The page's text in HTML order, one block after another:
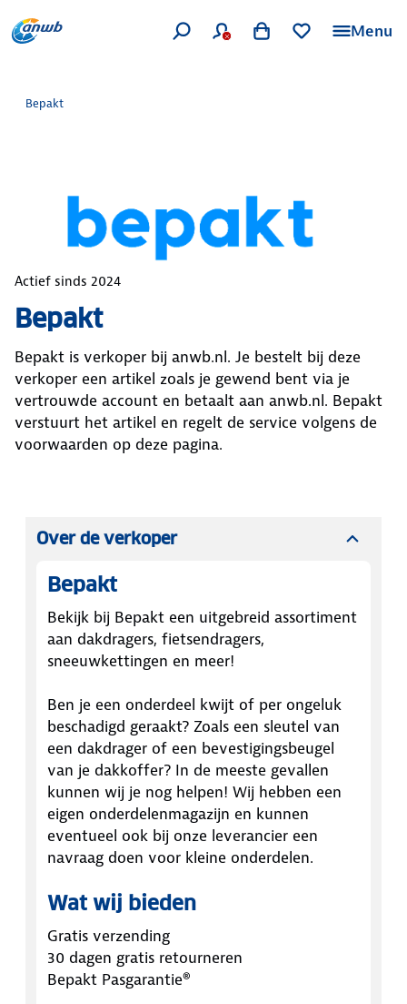
Menu
Bepakt
Actief sinds 2024
Bepakt
Bepakt is verkoper bij anwb.nl. Je bestelt bij deze
verkoper een artikel zoals je gewend bent via je
vertrouwde account en betaalt aan anwb.nl. Bepakt
verstuurt het artikel en regelt de service volgens de
voorwaarden op deze pagina.
Over de verkoper
Bepakt
Bekijk bij Bepakt een uitgebreid assortiment
aan dakdragers, fietsendragers,
sneeuwkettingen en meer!
Ben je een onderdeel kwijt of per ongeluk
beschadigd geraakt? Zoals een sleutel van
een dakdrager of een bevestigingsbeugel
van je dakkoffer? In de meeste gevallen
kunnen wij je nog helpen! Wij hebben een
eigen onderdelenmagazijn en kunnen
eventueel ook bij onze leverancier een
navraag doen voor kleine onderdelen.
Wat wij bieden
Gratis verzending
30 dagen gratis retourneren
Bepakt Pasgarantie®